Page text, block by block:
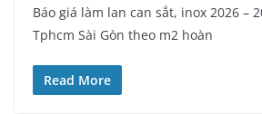
Báo giá làm lan can sắt, inox 2026 –
Tphcm Sài Gòn theo m2 hoàn
Read More